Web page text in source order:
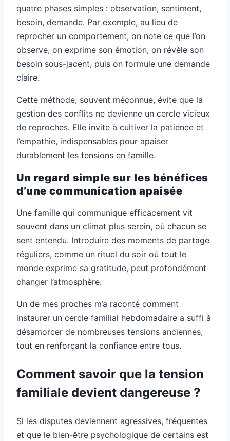
quatre phases simples : observation, sentiment,
besoin, demande. Par exemple, au lieu de
reprocher un comportement, on note ce que l’on
observe, on exprime son émotion, on révèle son
besoin sous-jacent, puis on formule une demande
claire.
Cette méthode, souvent méconnue, évite que la
gestion des conflits ne devienne un cercle vicieux
de reproches. Elle invite à cultiver la patience et
l’empathie, indispensables pour apaiser
durablement les tensions en famille.
Un regard simple sur les bénéfices
d’une communication apaisée
Une famille qui communique efficacement vit
souvent dans un climat plus serein, où chacun se
sent entendu. Introduire des moments de partage
réguliers, comme un rituel du soir où tout le
monde exprime sa gratitude, peut profondément
changer l’atmosphère.
Un de mes proches m’a raconté comment
instaurer un cercle familial hebdomadaire a suffi à
désamorcer de nombreuses tensions anciennes,
tout en renforçant la confiance entre tous.
Comment savoir que la tension
familiale devient dangereuse ?
Si les disputes deviennent agressives, fréquentes
et que le bien-être psychologique de certains est